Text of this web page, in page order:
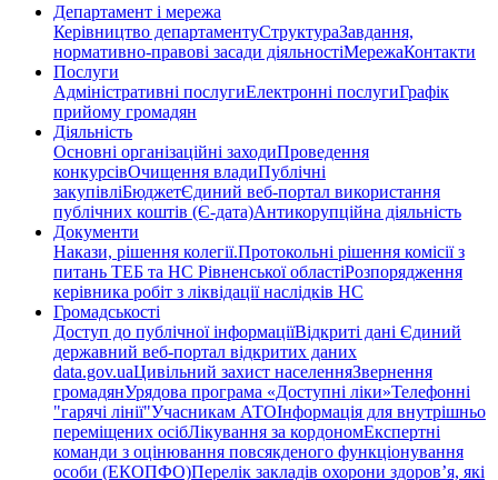
Департамент і мережа
Керівництво департаментуСтруктураЗавдання,
нормативно-правові засади діяльностіМережаКонтакти
Послуги
Адміністративні послугиЕлектронні послугиГрафік
прийому громадян
Діяльність
Основні організаційні заходиПроведення
конкурсівОчищення владиПублічні
закупівліБюджетЄдиний веб-портал використання
публічних коштів (Є-дата)Антикорупційна діяльність
Документи
Накази, рішення колегії.Протокольні рішення комісії з
питань ТЕБ та НС Рівненської областіРозпорядження
керівника робіт з ліквідації наслідків НС
Громадськості
Доступ до публічної інформаціїВідкриті дані Єдиний
державний веб-портал відкритих даних
data.gov.uaЦивільний захист населенняЗвернення
громадянУрядова програма «Доступні ліки»Телефонні
"гарячі лінії"Учасникам АТОІнформація для внутрішньо
переміщених осібЛікування за кордономЕкспертні
команди з оцінювання повсякденого функціонування
особи (ЕКОПФО)Перелік закладів охорони здоров’я, які